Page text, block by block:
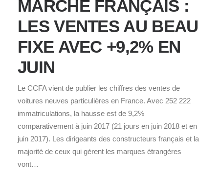
MARCHÉ FRANÇAIS :
LES VENTES AU BEAU
FIXE AVEC +9,2% EN
JUIN
Le CCFA vient de publier les chiffres des ventes de
voitures neuves particulières en France. Avec 252 222
immatriculations, la hausse est de 9,2%
comparativement à juin 2017 (21 jours en juin 2018 et en
juin 2017). Les dirigeants des constructeurs français et la
majorité de ceux qui gèrent les marques étrangères
vont…